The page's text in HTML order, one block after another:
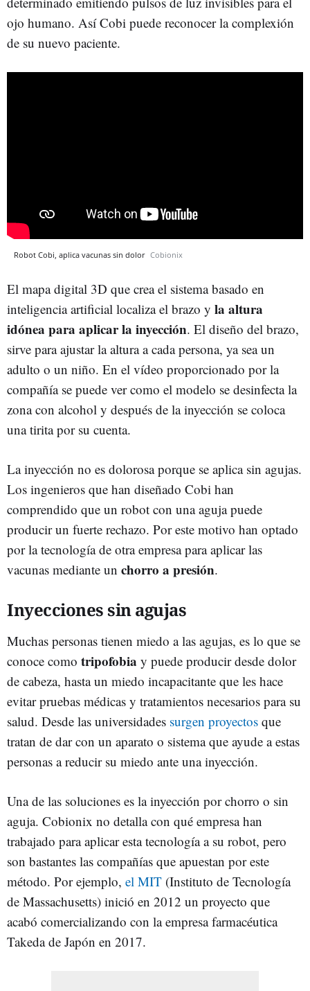
ojo humano. Así Cobi puede reconocer la complexión
de su nuevo paciente.
Robot Cobi, aplica vacunas sin dolor Cobionix
El mapa digital 3D que crea el sistema basado en
inteligencia artificial localiza el brazo y la altura
idónea para aplicar la inyección. El diseño del brazo,
sirve para ajustar la altura a cada persona, ya sea un
adulto o un niño. En el vídeo proporcionado por la
compañía se puede ver como el modelo se desinfecta la
zona con alcohol y después de la inyección se coloca
una tirita por su cuenta.
La inyección no es dolorosa porque se aplica sin agujas.
Los ingenieros que han diseñado Cobi han
comprendido que un robot con una aguja puede
producir un fuerte rechazo. Por este motivo han optado
por la tecnología de otra empresa para aplicar las
vacunas mediante un chorro a presión.
Inyecciones sin agujas
Muchas personas tienen miedo a las agujas, es lo que se
conoce como tripofobia y puede producir desde dolor
de cabeza, hasta un miedo incapacitante que les hace
evitar pruebas médicas y tratamientos necesarios para su
salud. Desde las universidades surgen proyectos que
tratan de dar con un aparato o sistema que ayude a estas
personas a reducir su miedo ante una inyección.
Una de las soluciones es la inyección por chorro o sin
aguja. Cobionix no detalla con qué empresa han
trabajado para aplicar esta tecnología a su robot, pero
son bastantes las compañías que apuestan por este
método. Por ejemplo, el MIT (Instituto de Tecnología
de Massachusetts) inició en 2012 un proyecto que
acabó comercializando con la empresa farmacéutica
Takeda de Japón en 2017.